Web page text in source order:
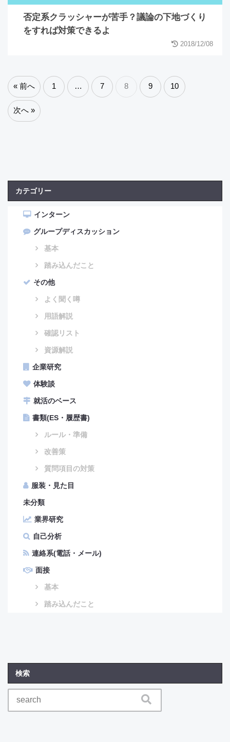
否定系クラッシャーが苦手？議論の下地づくり
をすれば対策できるよ
2018/12/08
« 前へ 1 … 7 8 9 10
次へ »
カテゴリー
インターン
グループディスカッション
基本
踏み込んだこと
その他
よく聞く噂
用語解説
確認リスト
資源解説
企業研究
体験談
就活のベース
書類(ES・履歴書)
ルール・準備
改善策
質問項目の対策
服装・見た目
未分類
業界研究
自己分析
連絡系(電話・メール)
面接
基本
踏み込んだこと
検索